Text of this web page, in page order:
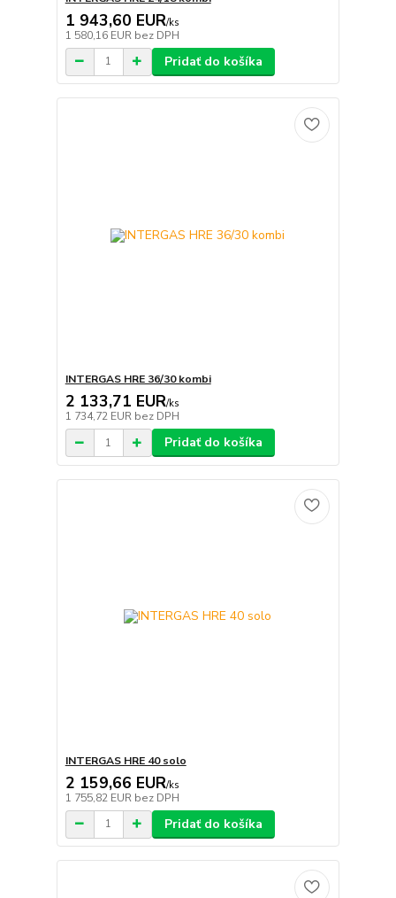
1 943,60 EUR/ks
1 580,16 EUR bez DPH
Pridať do košíka
INTERGAS HRE 36/30 kombi
2 133,71 EUR/ks
1 734,72 EUR bez DPH
Pridať do košíka
INTERGAS HRE 40 solo
2 159,66 EUR/ks
1 755,82 EUR bez DPH
Pridať do košíka